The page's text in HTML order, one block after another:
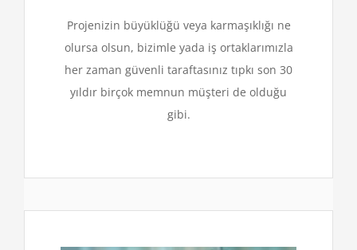
Projenizin büyüklüğü veya karmaşıklığı ne
olursa olsun, bizimle yada iş ortaklarımızla
her zaman güvenli taraftasınız tıpkı son 30
yıldır birçok memnun müşteri de olduğu
gibi.